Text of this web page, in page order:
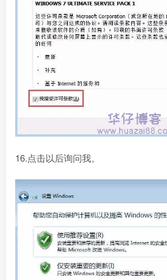
16.点击以后询问我。